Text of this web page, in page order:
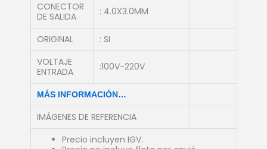
CONECTOR
DE SALIDA
: 4.0X3.0MM
ORIGINAL
: SI
VOLTAJE
ENTRADA
:100V-220V
MÁS INFORMACIÓN…
IMÁGENES DE REFERENCIA
Precio incluyen IGV.